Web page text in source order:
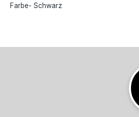
Farbe- Schwarz